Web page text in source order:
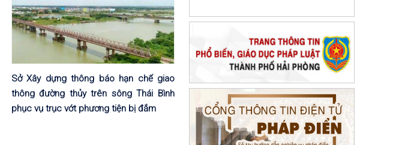
Sở Xây dựng thông báo hạn chế giao
thông đường thủy trên sông Thái Bình
phục vụ trục vớt phương tiện bị đắm